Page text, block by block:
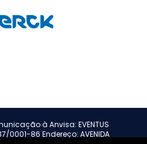
à Anvisa: EVENTUS
0001-86 Endereço: AVENIDA